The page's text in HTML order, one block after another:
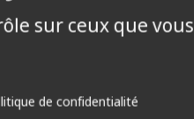
sur ceux que vous
de confidentialité